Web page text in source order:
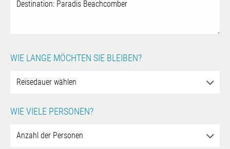
WIE LANGE MÖCHTEN SIE BLEIBEN?
WIE VIELE PERSONEN?